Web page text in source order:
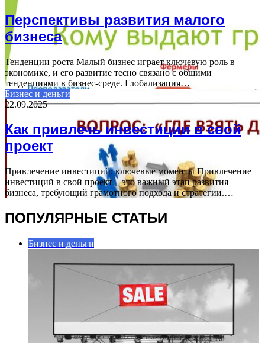
Перспективы развития малого
бизнеса
Тенденции роста Малый бизнес играет ключевую роль в
экономике, и его развитие тесно связано с общими
тенденциями в бизнес-среде. Глобализация…
Бизнес и деньги
22.09.2025
Как привлечь инвестиции в свой
проект
Привлечение инвестиций: ключевые моменты Привлечение
инвестиций в свой проект – это важный этап развития
бизнеса, требующий грамотного подхода и стратегии.…
ПОПУЛЯРНЫЕ СТАТЬИ
Бизнес и деньги